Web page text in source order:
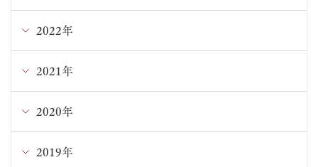
7月
5月
2月
11月
10月
9月
6月
12月
11月
10月
9月
2022年
12月
10月
9月
2021年
12月
7月
2020年
9月
2019年